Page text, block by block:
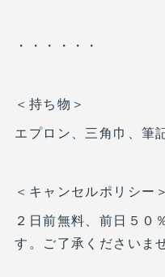
・・・・・・
＜持ち物＞
エプロン、三角巾、筆
＜キャンセルポリシー＞
２日前無料、前日５０
す。ご了承くださいませ